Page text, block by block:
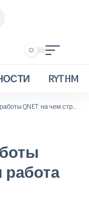
RYTHM
на чем строится работа компании
работа